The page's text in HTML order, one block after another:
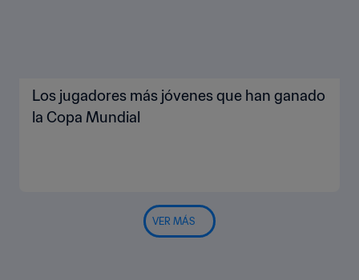
Los jugadores más jóvenes que han ganado
la Copa Mundial
VER MÁS